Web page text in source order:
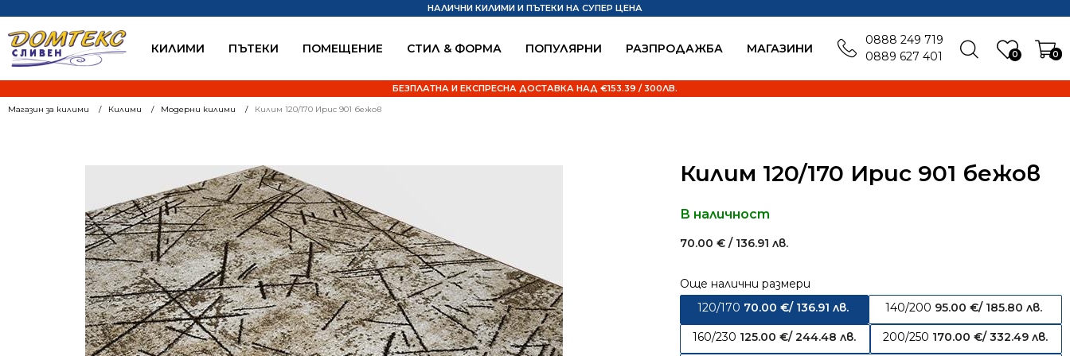
КИЛИМИ ПЪТЕКИ ПОМЕЩЕНИЕ СТИЛ & ФОРМА ПОПУЛЯРНИ РАЗПРОДАЖБА MАГАЗИНИ 0 0
НАЛИЧНИ КИЛИМИ И ПЪТЕКИ НА СУПЕР ЦЕНА
БЕЗПЛАТНА И ЕКСПРЕСНА ДОСТАВКА НАД €153.39 / 300ЛВ.
0888 249 719
0889 627 401
Магазин за килими Килими Модерни килими Килим 120/170 Ирис 901 бежов
Килим 120/170 Ирис 901 бежов
В наличност
70.00€ / 136.91 лв.
Още налични размери
120/170 70.00€/ 136.91 лв. 140/200 95.00€/ 185.80 лв.
160/230 125.00 €/ 244.48 лв. 200/250 170.00 €/ 332.49 лв.